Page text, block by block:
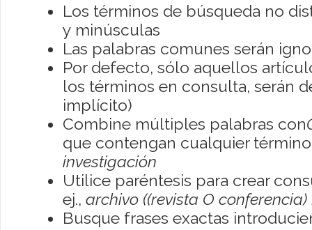
Los términos de búsqueda no
y minúsculas
Las palabras comunes serán
Por defecto, sólo aquellos
los términos en consulta, serán
implícito)
Combine múltiples palabras con
que contengan cualquier
investigación
Utilice paréntesis para crear
ej., archivo ((revista O conferencia)
Busque frases exactas